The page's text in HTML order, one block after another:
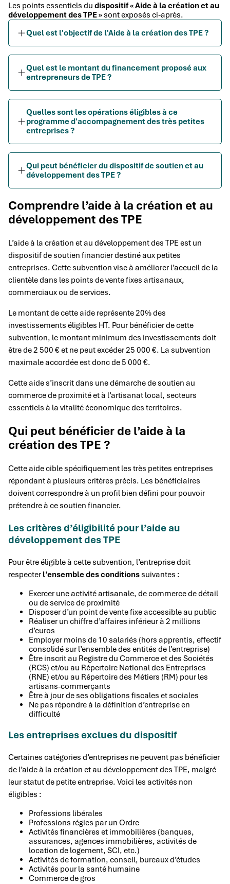
Les points essentiels du dispositif « Aide à la création et au
développement des TPE » sont exposés ci-après.
Quel est l'objectif de l'Aide à la création des TPE ?
Quel est le montant du financement proposé aux
entrepreneurs de TPE ?
Quelles sont les opérations éligibles à ce
programme d'accompagnement des très petites
entreprises ?
Qui peut bénéficier du dispositif de soutien et au
développement des TPE ?
Comprendre l’aide à la création et au
développement des TPE
L’aide à la création et au développement des TPE est un
dispositif de soutien financier destiné aux petites
entreprises. Cette subvention vise à améliorer l’accueil de la
clientèle dans les points de vente fixes artisanaux,
commerciaux ou de services.
Le montant de cette aide représente 20% des
investissements éligibles HT. Pour bénéficier de cette
subvention, le montant minimum des investissements doit
être de 2 500 € et ne peut excéder 25 000 €. La subvention
maximale accordée est donc de 5 000 €.
Cette aide s’inscrit dans une démarche de soutien au
commerce de proximité et à l’artisanat local, secteurs
essentiels à la vitalité économique des territoires.
Qui peut bénéficier de l’aide à la
création des TPE ?
Cette aide cible spécifiquement les très petites entreprises
répondant à plusieurs critères précis. Les bénéficiaires
doivent correspondre à un profil bien défini pour pouvoir
prétendre à ce soutien financier.
Les critères d’éligibilité pour l’aide au
développement des TPE
Pour être éligible à cette subvention, l’entreprise doit
respecter l’ensemble des conditions suivantes :
Exercer une activité artisanale, de commerce de détail
ou de service de proximité
Disposer d’un point de vente fixe accessible au public
Réaliser un chiffre d’affaires inférieur à 2 millions
d’euros
Employer moins de 10 salariés (hors apprentis, effectif
consolidé sur l’ensemble des entités de l’entreprise)
Être inscrit au Registre du Commerce et des Sociétés
(RCS) et/ou au Répertoire National des Entreprises
(RNE) et/ou au Répertoire des Métiers (RM) pour les
artisans-commerçants
Être à jour de ses obligations fiscales et sociales
Ne pas répondre à la définition d’entreprise en
difficulté
Les entreprises exclues du dispositif
Certaines catégories d’entreprises ne peuvent pas bénéficier
de l’aide à la création et au développement des TPE, malgré
leur statut de petite entreprise. Voici les activités non
éligibles :
Professions libérales
Professions régies par un Ordre
Activités financières et immobilières (banques,
assurances, agences immobilières, activités de
location de logement, SCI, etc.)
Activités de formation, conseil, bureaux d’études
Activités pour la santé humaine
Commerce de gros